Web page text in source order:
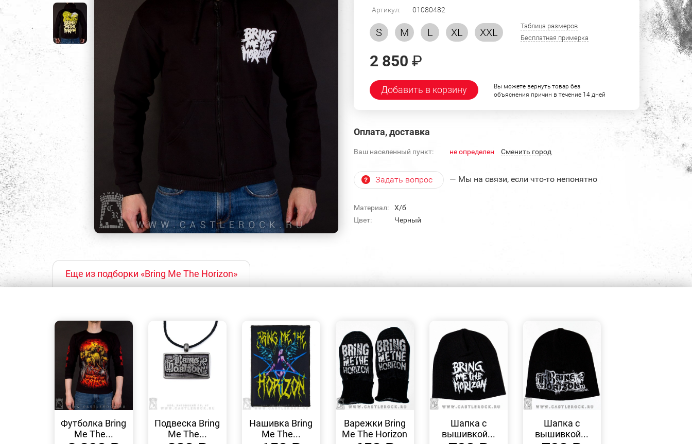
Артикул: 01080482
S M L XL XXL
Таблица размеров
Бесплатная примерка
2 850 ₽
Добавить в корзину
Вы можете вернуть товар без
объяснения причин в течение 14 дней
Оплата, доставка
Ваш населенный пункт: не определен Cменить город
Задать вопрос — Мы на связи, если что-то непонятно
Материал:
Х/б
Цвет:
Черный
Еще из подборки «Bring Me The Horizon»
ПРОСМОТР
Футболка Bring
Me The...
ПРОСМОТР
Подвеска Bring
Me The...
ПРОСМОТР
Нашивка Bring
Me The...
ПРОСМОТР
Варежки Bring
Me The Horizon
Шапка с
вышивкой...
Шапка с
вышивкой...